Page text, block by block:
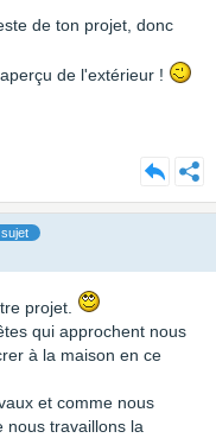
de ton projet, donc
de l'extérieur !
projet.
qui approchent nous
à la maison en ce
et comme nous
nous travaillons la